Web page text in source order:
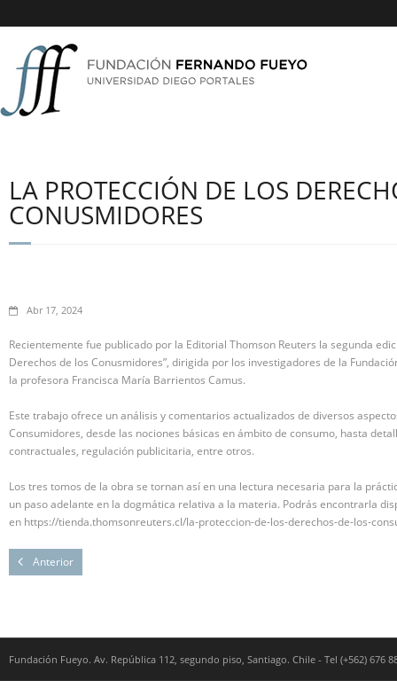
LA PROTECCIÓN DE LOS
CONUSMIDORES
Abr 17, 2024
Recientemente fue publicado por la Editorial Thomson Reuters la segunda
Derechos de los Conusmidores”, dirigida por los investigadores de la
la profesora Francisca María Barrientos Camus.
Este trabajo ofrece un análisis y comentarios actualizados de diversos
Consumidores, desde las nociones básicas en ámbito de consumo, hasta
contractuales, regulación publicitaria, entre otros.
Los tres tomos de la obra se tornan así en una lectura necesaria para la
un paso adelante en la dogmática relativa a la materia. Podrás encontrarla
en https://tienda.thomsonreuters.cl/la-proteccion-de-los-derechos-de-los-
Anterior
Fundación Fueyo. Av. República 112, segundo piso, Santiago. Chile - Tel (+562) 676